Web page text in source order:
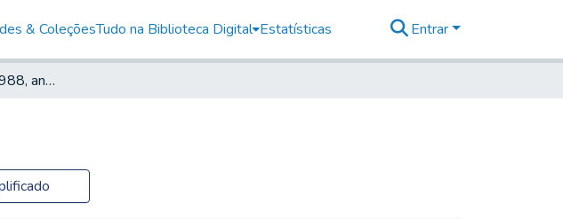
& ColeçõesTudo na Biblioteca Digital Estatísticas Entrar
Jornal da UNESP, 1988, ano III, n. 025